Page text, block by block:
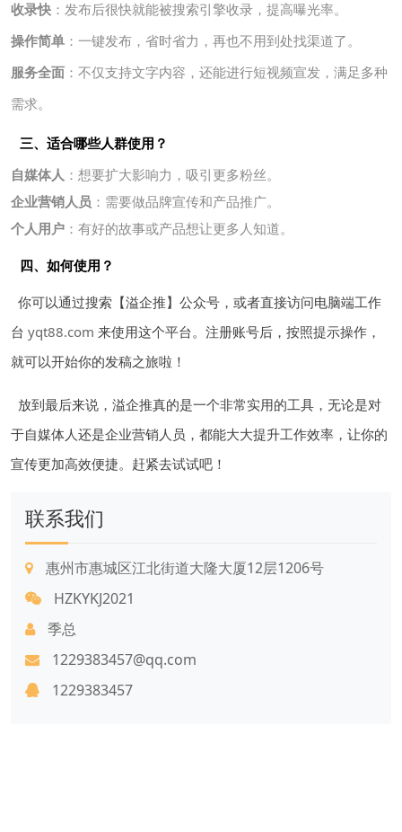
收录快 ：发布后很快就能被搜索引擎收录，提高曝光率。
操作简单 ：一键发布，省时省力，再也不用到处找渠道了。
服务全面 ：不仅支持文字内容，还能进行短视频宣发，满足多种
需求。
三、适合哪些人群使用？
自媒体人 ：想要扩大影响力，吸引更多粉丝。
企业营销人员 ：需要做品牌宣传和产品推广。
个人用户 ：有好的故事或产品想让更多人知道。
四、如何使用？
你可以通过搜索【溢企推】公众号，或者直接访问电脑端工作
台 yqt88.com 来使用这个平台。注册账号后，按照提示操作，
就可以开始你的发稿之旅啦！
放到最后来说，溢企推真的是一个非常实用的工具，无论是对
于自媒体人还是企业营销人员，都能大大提升工作效率，让你的
宣传更加高效便捷。赶紧去试试吧！
联系我们
惠州市惠城区江北街道大隆大厦12层1206号
HZKYKJ2021
季总
1229383457@qq.com
1229383457